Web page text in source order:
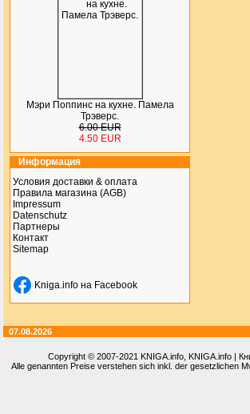
Мэри Поппинс на кухне. Памела
Трэверс.
6.00 EUR
4.50 EUR
Информация
Условия доставки & оплата
Правила магазина (AGB)
Impressum
Datenschutz
Партнеры
Контакт
Sitemap
Kniga.info на Facebook
07.08.2026
Copyright © 2007-2021 KNIGA.info , KNIGA.info |
Alle genannten Preise verstehen sich inkl. der gesetzlichen